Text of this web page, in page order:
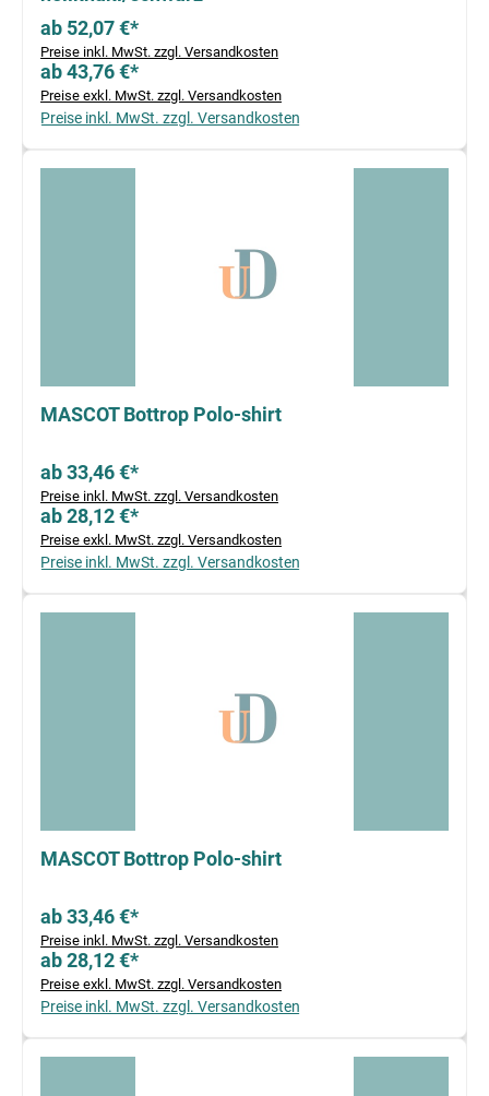
ab 52,07 €*
Preise inkl. MwSt. zzgl. Versandkosten
ab 43,76 €*
Preise exkl. MwSt. zzgl. Versandkosten
Preise inkl. MwSt. zzgl. Versandkosten
MASCOT Bottrop Polo-shirt
ab 33,46 €*
Preise inkl. MwSt. zzgl. Versandkosten
ab 28,12 €*
Preise exkl. MwSt. zzgl. Versandkosten
Preise inkl. MwSt. zzgl. Versandkosten
MASCOT Bottrop Polo-shirt
ab 33,46 €*
Preise inkl. MwSt. zzgl. Versandkosten
ab 28,12 €*
Preise exkl. MwSt. zzgl. Versandkosten
Preise inkl. MwSt. zzgl. Versandkosten